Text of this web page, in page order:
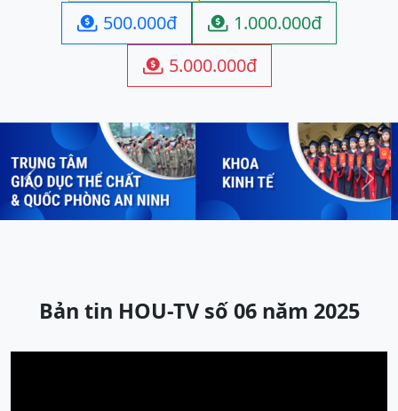
 500.000đ  1.000.000đ
 5.000.000đ
Previous Next
Bản tin HOU-TV số 06 năm 2025